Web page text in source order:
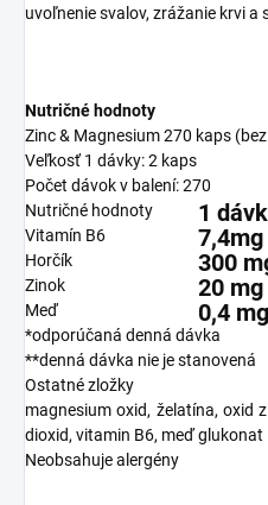
uvoľnenie svalov, zrážanie krvi a
Nutričné hodnoty
Zinc & Magnesium 270 kaps
Veľkosť 1 dávky: 2 kaps
Počet dávok v balení: 270
Nutričné hodnoty
1
Vitamín B6
7,4mg
Horčík
300
Zinok
20 mg
Meď
0,4 mg
*odporúčaná denná dávka
**denná dávka nie je stanovená
Ostatné zložky
magnesium oxid, želatína, oxid
dioxid, vitamin B6, meď glukonat
Neobsahuje alergény